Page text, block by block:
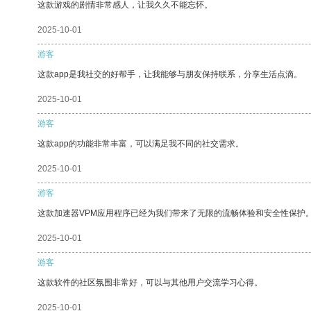
这款游戏的剧情非常感人，让我久久不能忘怀。
2025-10-01
游客
这款app是我社交的好帮手，让我能够与朋友保持联系，分享生活点滴。
2025-10-01
游客
这款app的功能非常丰富，可以满足我不同的社交需求。
2025-10-01
游客
这款加速器VPM应用程序已经为我们带来了无限的流畅体验和安全性保护
2025-10-01
游客
这款软件的社区氛围非常好，可以与其他用户交流学习心得。
2025-10-01